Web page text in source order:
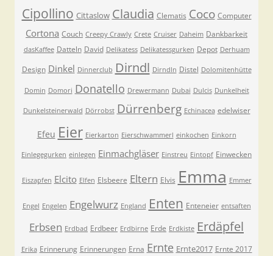
Cipollino Cittaslow Claudia Clematis Coco Computer
Cortona Couch Creepy Crawly Crete Cruiser Daheim Dankbarkeit
dasKaffee Datteln David Delikatess Delikatessgurken Depot Derhuam
Design Dinkel Dinnerclub Dirndl Dirndln Distel Dolomitenhütte
Domin Domori Donatello Drewermann Dubai Dulcis Dunkelheit
Dunkelsteinerwald Dörrobst Dürrenberg Echinacea edelwiser
Efeu Eier Eierkarton Eierschwammerl einkochen Einkorn
Einlegegurken einlegen Einmachgläser Einstreu Eintopf Einwecken
Eiszapfen Elcito Elfen Elsbeere Eltern Elvis Emma Emmer
Engel Engelen Engelwurz England Enten Enteneier entsaften
Erbsen Erdbad Erdbeer Erdbirne Erde Erdkiste Erdäpfel
Erika Erinnerung Erinnerungen Erna Ernte Ernte2017 Ernte 2017